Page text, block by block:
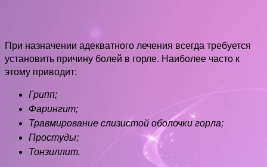
При назначении адекватного лечения всегда требуется
установить причину болей в горле. Наиболее часто к
этому приводит:
Грипп;
Фарингит;
Травмирование слизистой оболочки горла;
Простуды;
Тонзиллит.